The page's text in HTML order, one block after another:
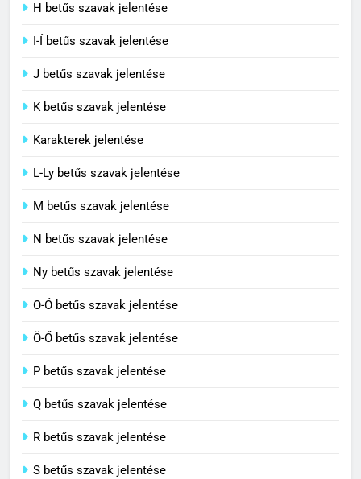
5
Célkitűzés jelentése
C BETŰS SZAVAK JELENTÉSE
C BETŰS SZAVAK JELENTÉSE
8
Centenárium jelentése
H betűs szavak jelentése
I-Í betűs szavak jelentése
J betűs szavak jelentése
K betűs szavak jelentése
Karakterek jelentése
L-Ly betűs szavak jelentése
M betűs szavak jelentése
N betűs szavak jelentése
Ny betűs szavak jelentése
O-Ó betűs szavak jelentése
Ö-Ő betűs szavak jelentése
P betűs szavak jelentése
Q betűs szavak jelentése
R betűs szavak jelentése
S betűs szavak jelentése